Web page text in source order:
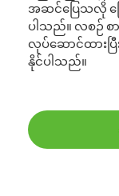
အဆင်ပြေသလို ပ
ပါသည်။ လစဉ် စ
လုပ်ဆောင်ထားပြီ
နိုင်ပါသည်။